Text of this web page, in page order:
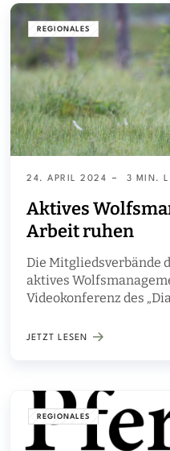
REGIONALES
24. APRIL 2024 3 MIN.
Aktives
Arbeit ruhen
Die Mitgliedsverbände
aktives
Videokonferenz des
Christian Meyer an, die
JETZT LESEN
REGIONALES